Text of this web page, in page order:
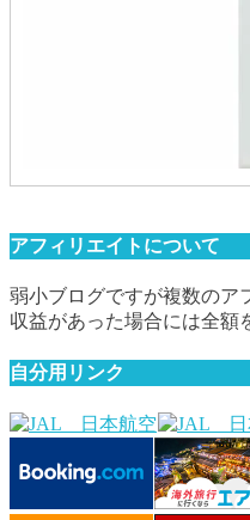
アフィリエイトについて
弱小ブログですが複数のア
収益があった場合には全額
自分用リンク